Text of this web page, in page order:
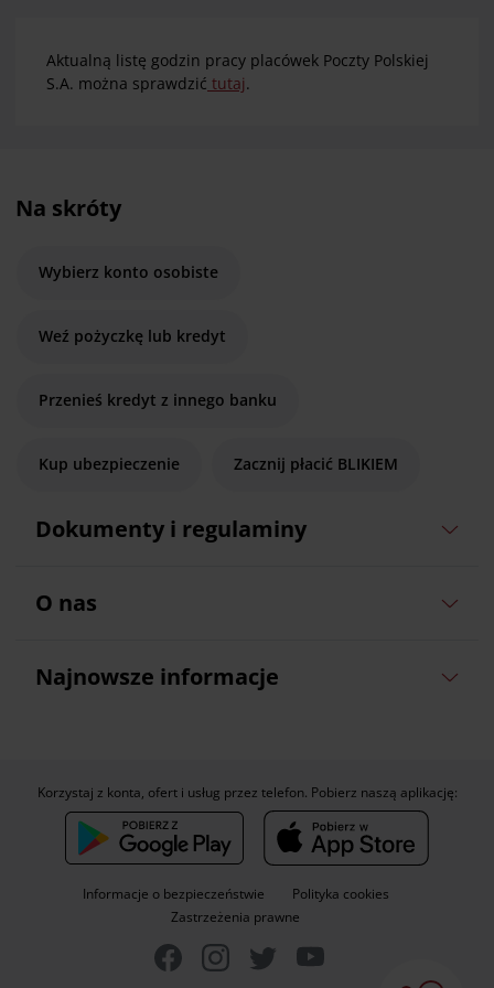
Aktualną listę godzin pracy placówek Poczty Polskiej
S.A. można sprawdzić tutaj.
Na skróty
Wybierz konto osobiste
Weź pożyczkę lub kredyt
Przenieś kredyt z innego banku
Kup ubezpieczenie Zacznij płacić BLIKIEM
Dokumenty i regulaminy
O nas
Najnowsze informacje
Informacje o bezpieczeństwie
Polityka cookies
Zastrzeżenia prawne
Korzystaj z konta, ofert i usług przez telefon. Pobierz naszą aplikację: